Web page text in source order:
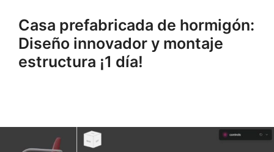
Casa prefabricada de hormigón:
Diseño innovador y montaje
estructura ¡1 día!